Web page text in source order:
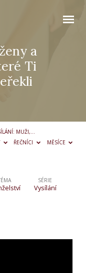
a
Ti
MUŽI,…
ŘEČNÍCI MĚSÍCE
SÉRIE
Vysílání